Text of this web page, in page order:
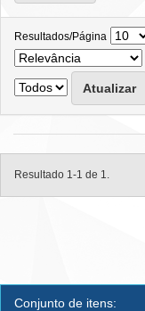
Resultados/Página
Resultado 1-1 de 1.
Conjunto de itens: